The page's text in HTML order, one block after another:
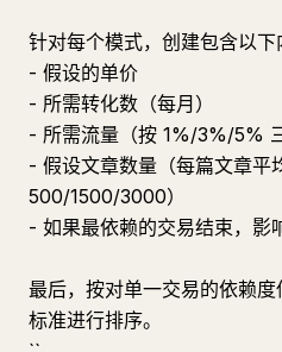
针对每个模式，创建包含以下
- 假设的单价
- 所需转化数（每月）
- 所需流量（按 1%/3%/5%
- 假设文章数量（每篇文章平
500/1500/3000）
- 如果最依赖的交易结束，影
最后，按对单一交易的依赖
标准进行排序。